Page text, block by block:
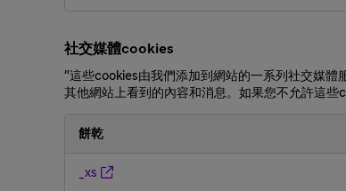
社交媒體cookies
"這些cookies由我們添加到網站的一系列社交媒體
其他網站上看到的內容和消息。如果您不允許這
餅乾
_xs